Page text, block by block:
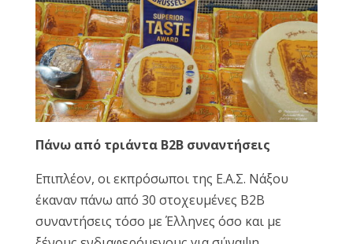
Πάνω από τριάντα B2B συναντήσεις
Επιπλέον, οι εκπρόσωποι της Ε.Α.Σ. Νάξου
έκαναν πάνω από 30 στοχευμένες B2B
συναντήσεις τόσο με Έλληνες όσο και με